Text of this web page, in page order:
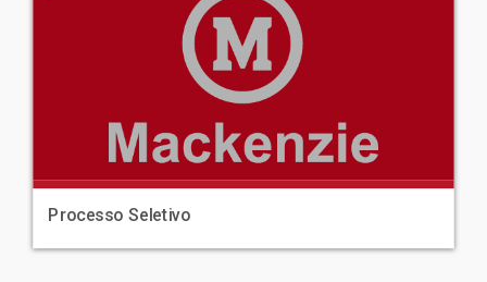
Processo Seletivo